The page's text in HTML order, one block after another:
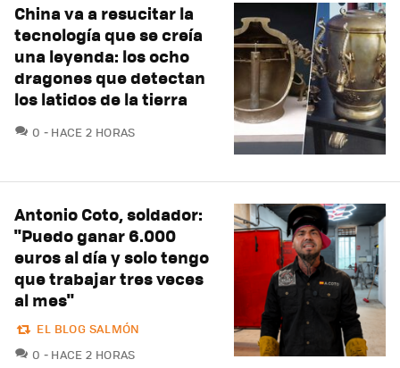
China va a resucitar la
tecnología que se creía
una leyenda: los ocho
dragones que detectan
los latidos de la tierra
0 COMENTARIOS
HACE 2 HORAS
Antonio Coto, soldador:
"Puedo ganar 6.000
euros al día y solo tengo
que trabajar tres veces
al mes"
EL BLOG SALMÓN
0 COMENTARIOS
HACE 2 HORAS